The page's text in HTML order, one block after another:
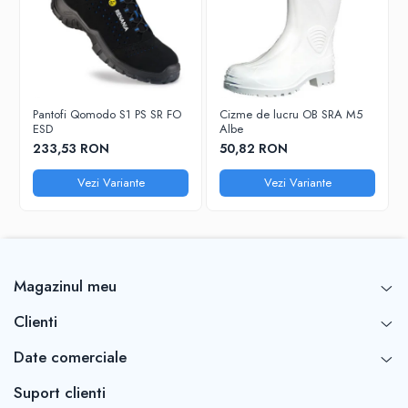
Pantofi Qomodo S1 PS SR FO
ESD
233,53 RON
Vezi Variante
Cizme de lucru OB SRA M5
Albe
50,82 RON
Vezi Variante
Magazinul meu
Clienti
Date comerciale
Suport clienti